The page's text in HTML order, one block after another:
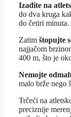
Izađite na
do dva kruga
do četiri minuta.
Zatim štopujte
najjačom
400 m, što je
Nemojte
malo brže nego
Trčeći na
preciznije